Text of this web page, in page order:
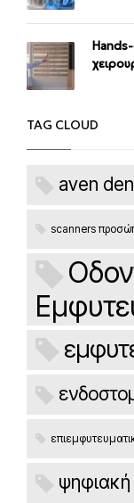
Ηands-
TAG CLOUD
aven
scanners